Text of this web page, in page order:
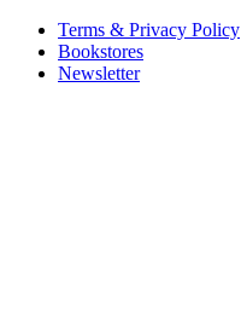
Terms & Privacy Policy
Bookstores
Newsletter